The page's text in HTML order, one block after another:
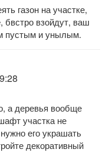
газон на участке,
бвстро взойдут, ваш
пустым и унылым.
а деревья вообще
участка не
его украшать
декоративный